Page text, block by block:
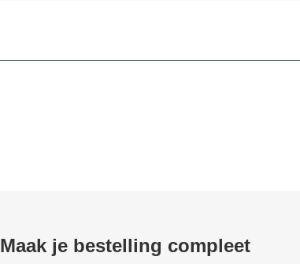
Maak je bestelling compleet